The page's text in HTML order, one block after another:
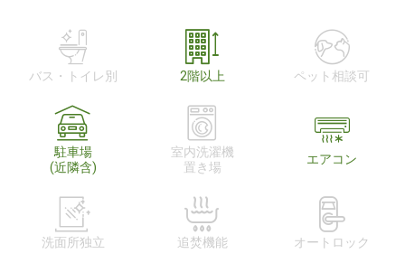
バス・トイレ別 2階以上 ペット相談可
駐車場
(近隣含)
室内洗濯機
置き場
エアコン
洗面所独立 追焚機能 オートロック